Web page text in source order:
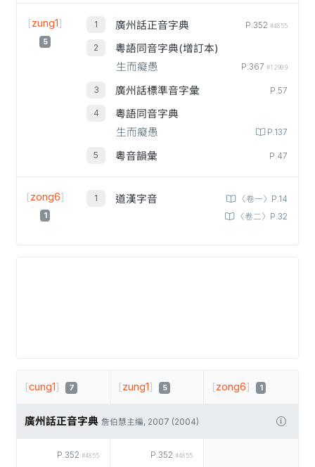
[zung1]
5
廣州話正音字典 P.352 #4855
粵語同音字典(增訂本)
生而癡愚
P.367 #12909
廣州話標準音字彙 P.57
粵語同音字典
生而癡愚
P.137
粵音韻彙 P.47
[zong6]
1
道漢字音
〈卷一〉P.14
〈卷二〉P.32
[cung1] 7 [zung1] 5 [zong6] 1
廣州話正音字典 詹伯慧主編, 2007 (2004)
P.352 #4855 P.352 #4855